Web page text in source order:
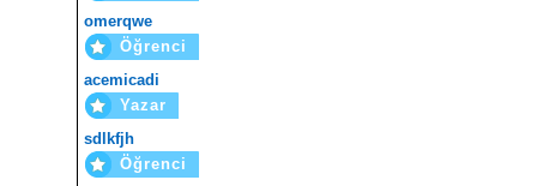
omerqwe
Öğrenci
acemicadi
Yazar
sdlkfjh
Öğrenci